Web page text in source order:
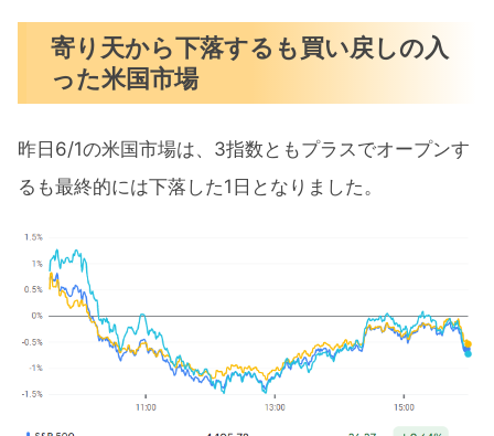
寄り天から下落するも買い戻しの入
った米国市場
昨日6/1の米国市場は、3指数ともプラスでオープンす
るも最終的には下落した1日となりました。